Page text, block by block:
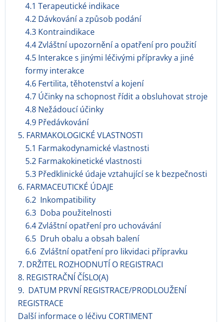
4.1 Terapeutické indikace
4.2 Dávkování a způsob podání
4.3 Kontraindikace
4.4 Zvláštní upozornění a opatření pro použití
4.5 Interakce s jinými léčivými přípravky a jiné
formy interakce
4.6 Fertilita, těhotenství a kojení
4.7 Účinky na schopnost řídit a obsluhovat stroje
4.8 Nežádoucí účinky
4.9 Předávkování
5. FARMAKOLOGICKÉ VLASTNOSTI
5.1 Farmakodynamické vlastnosti
5.2 Farmakokinetické vlastnosti
5.3 Předklinické údaje vztahující se k bezpečnosti
6. FARMACEUTICKÉ ÚDAJE
6.2 Inkompatibility
6.3 Doba použitelnosti
6.4 Zvláštní opatření pro uchovávání
6.5 Druh obalu a obsah balení
6.6 Zvláštní opatření pro likvidaci přípravku
7. DRŽITEL ROZHODNUTÍ O REGISTRACI
8. REGISTRAČNÍ ČÍSLO(A)
9. DATUM PRVNÍ REGISTRACE/PRODLOUŽENÍ
REGISTRACE
Další informace o léčivu CORTIMENT